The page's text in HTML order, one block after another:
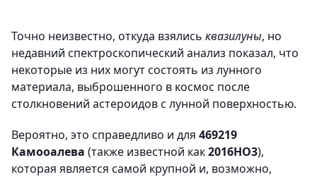
Точно неизвестно, откуда взялись квазилуны, но
недавний спектроскопический анализ показал, что
некоторые из них могут состоять из лунного
материала, выброшенного в космос после
столкновений астероидов с лунной поверхностью.
Вероятно, это справедливо и для 469219
Камооалева (также известной как2016HO3),
которая является самой крупной и, возможно,